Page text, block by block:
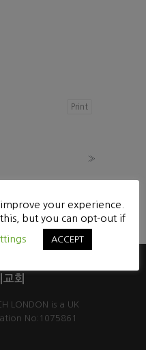
Print
»
회
LONDON is a UK
No:1075861
your experience.
but you can opt-out if
ACCEPT